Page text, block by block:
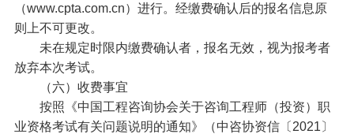
（www.cpta.com.cn）进行。经缴费确认后的报名信息原
则上不可更改。
未在规定时限内缴费确认者，报名无效，视为报考者
放弃本次考试。
（六）收费事宜
按照《中国工程咨询协会关于咨询工程师（投资）职
业资格考试有关问题说明的通知》（中咨协资信〔2021〕